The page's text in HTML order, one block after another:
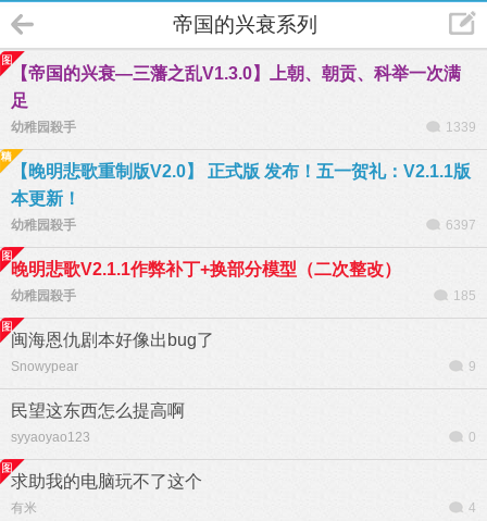
帝国的兴衰系列
【帝国的兴衰—三藩之乱V1.3.0】上朝、朝贡、科举一次满
足
幼稚园殺手 1339
【晚明悲歌重制版V2.0】 正式版 发布！五一贺礼：V2.1.1版
本更新！
幼稚园殺手 6397
晚明悲歌V2.1.1作弊补丁+换部分模型（二次整改）
幼稚园殺手 185
闽海恩仇剧本好像出bug了
Snowypear 9
民望这东西怎么提高啊
syyaoyao123 0
求助我的电脑玩不了这个
有米 4